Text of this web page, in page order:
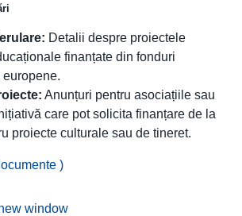
Detalii despre proiectele
finanțate din fonduri
Anunțuri pentru asociațiile sau
care pot solicita finanțare de la
proiecte culturale sau de tineret.
)
window